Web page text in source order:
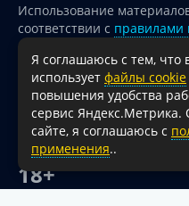
Использование
соответствии с правилами
опубликованных на сайте
При перепечатке и
на источник обязательна.
Для сайтов и страниц
активная гиперссылка на
администрации
18+
Я соглашаюсь с тем, что
использует файлы cookie
повышения удобства
сервис Яндекс.Метрика.
сайте, я соглашаюсь с
применения..